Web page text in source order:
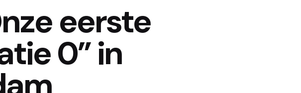
eerste
0” in